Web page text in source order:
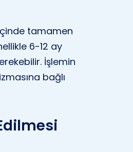
tamamen
6-12 ay
İşlemin
bağlı